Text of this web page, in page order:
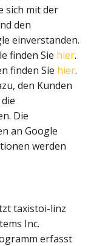
sich mit der
den
einverstanden.
finden Sie hier.
finden Sie hier.
den Kunden
Die
an Google
werden
taxistoi-linz
Inc.
erfasst